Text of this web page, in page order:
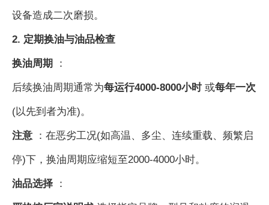
设备造成二次磨损。
2. 定期换油与油品检查
换油周期 ：
后续换油周期通常为每运行4000-8000小时或每年一次
(以先到者为准)。
注意：在恶劣工况(如高温、多尘、连续重载、频繁启
停)下，换油周期应缩短至2000-4000小时。
油品选择：